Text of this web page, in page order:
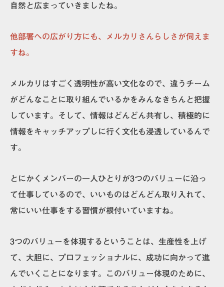
自然と広まっていきましたね。
他部署への広がり方にも、メルカリさんらしさが伺えま
すね。
メルカリはすごく透明性が高い文化なので、違うチーム
がどんなことに取り組んでいるかをみんなきちんと把握
しています。そして、情報はどんどん共有し、積極的に
情報をキャッチアップしに行く文化も浸透しているんで
す。
とにかくメンバーの一人ひとりが3つのバリューに沿っ
て仕事しているので、いいものはどんどん取り入れて、
常にいい仕事をする習慣が根付いていますね。
3つのバリューを体現するということは、生産性を上げ
て、大胆に、プロフェッショナルに、成功に向かって進
んでいくことになります。
このバリュー体現のために、